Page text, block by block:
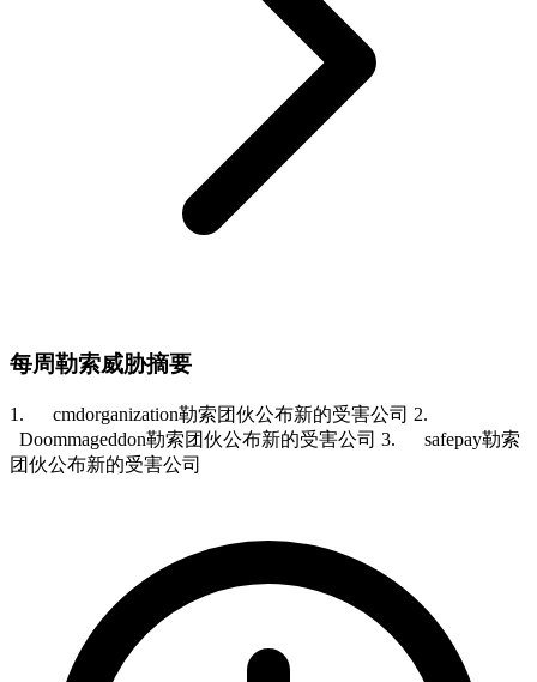
每周勒索威胁摘要
1. cmdorganization勒索团伙公布新的受害公司 2.
Doommageddon勒索团伙公布新的受害公司 3. safepay勒索
团伙公布新的受害公司